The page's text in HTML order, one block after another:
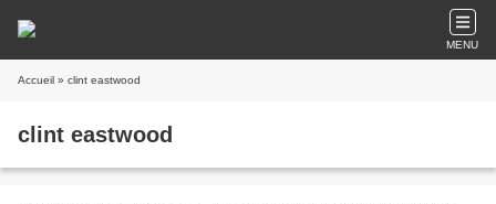
MENU
Accueil » clint eastwood
clint eastwood